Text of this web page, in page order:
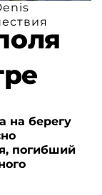
на берегу
погибший